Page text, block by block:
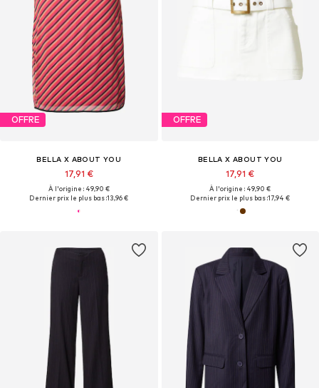
OFFRE
BELLA X ABOUT YOU
17,91 €
À l'origine : 49,90 €
Dernier prix le plus bas :13,96 €
OFFRE
BELLA X ABOUT YOU
17,91 €
À l'origine : 49,90 €
Dernier prix le plus bas :17,94 €